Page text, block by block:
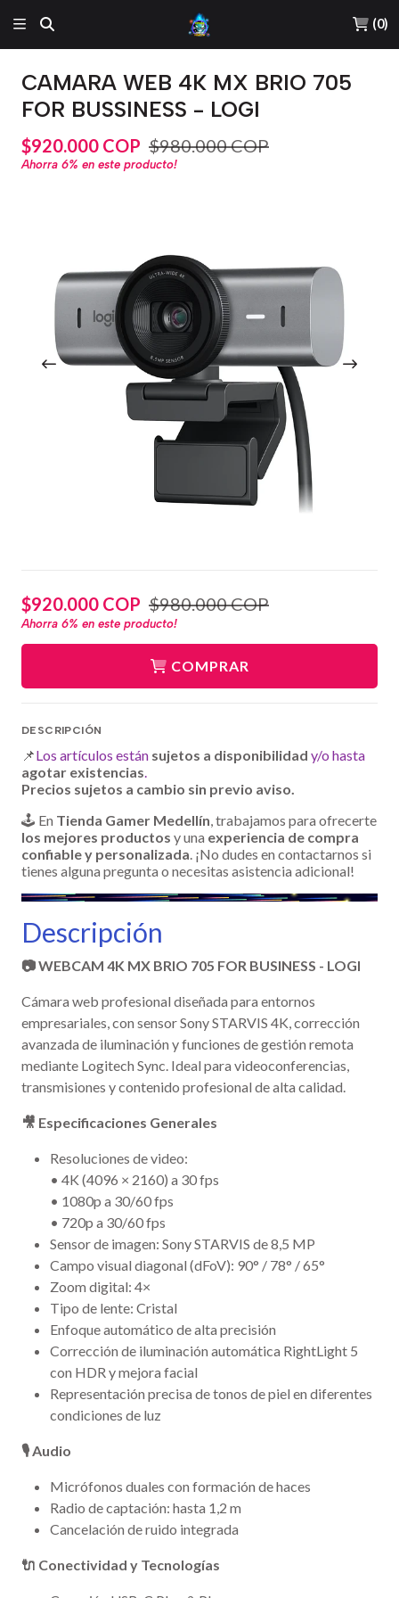
(0)
CAMARA WEB 4K MX BRIO 705
FOR BUSSINESS - LOGI
$920.000 COP $980.000 COP
Ahorra 6% en este producto!
$920.000 COP $980.000 COP
Ahorra 6% en este producto!
COMPRAR
DESCRIPCIÓN
📌Los artículos están sujetos a disponibilidad y/o hasta
agotar existencias.
Precios sujetos a cambio sin previo aviso.
🕹️ En Tienda Gamer Medellín, trabajamos para ofrecerte
los mejores productos y una experiencia de compra
confiable y personalizada. ¡No dudes en contactarnos si
tienes alguna pregunta o necesitas asistencia adicional!
Descripción
📷 WEBCAM 4K MX BRIO 705 FOR BUSINESS - LOGI
Cámara web profesional diseñada para entornos
empresariales, con sensor Sony STARVIS 4K, corrección
avanzada de iluminación y funciones de gestión remota
mediante Logitech Sync. Ideal para videoconferencias,
transmisiones y contenido profesional de alta calidad.
🎥 Especificaciones Generales
Resoluciones de video:
• 4K (4096 × 2160) a 30 fps
• 1080p a 30/60 fps
• 720p a 30/60 fps
Sensor de imagen: Sony STARVIS de 8,5 MP
Campo visual diagonal (dFoV): 90° / 78° / 65°
Zoom digital: 4×
Tipo de lente: Cristal
Enfoque automático de alta precisión
Corrección de iluminación automática RightLight 5
con HDR y mejora facial
Representación precisa de tonos de piel en diferentes
condiciones de luz
🎙️ Audio
Micrófonos duales con formación de haces
Radio de captación: hasta 1,2 m
Cancelación de ruido integrada
🔌 Conectividad y Tecnologías